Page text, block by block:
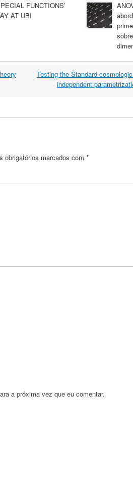
FUNCTIONS’
AT UBI
Testing the Standard
independent
obrigatórios marcados com *
a próxima vez que eu comentar.